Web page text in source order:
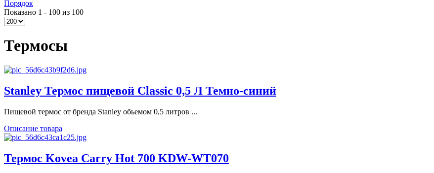
Порядок
Показано 1 - 100 из 100
Термосы
Stanley Термос пищевой Classic 0,5 Л Темно-синий
Пищевой термос от бренда Stanley обьемом 0,5 литров ...
Описание товара
Термос Kovea Carry Hot 700 KDW-WT070